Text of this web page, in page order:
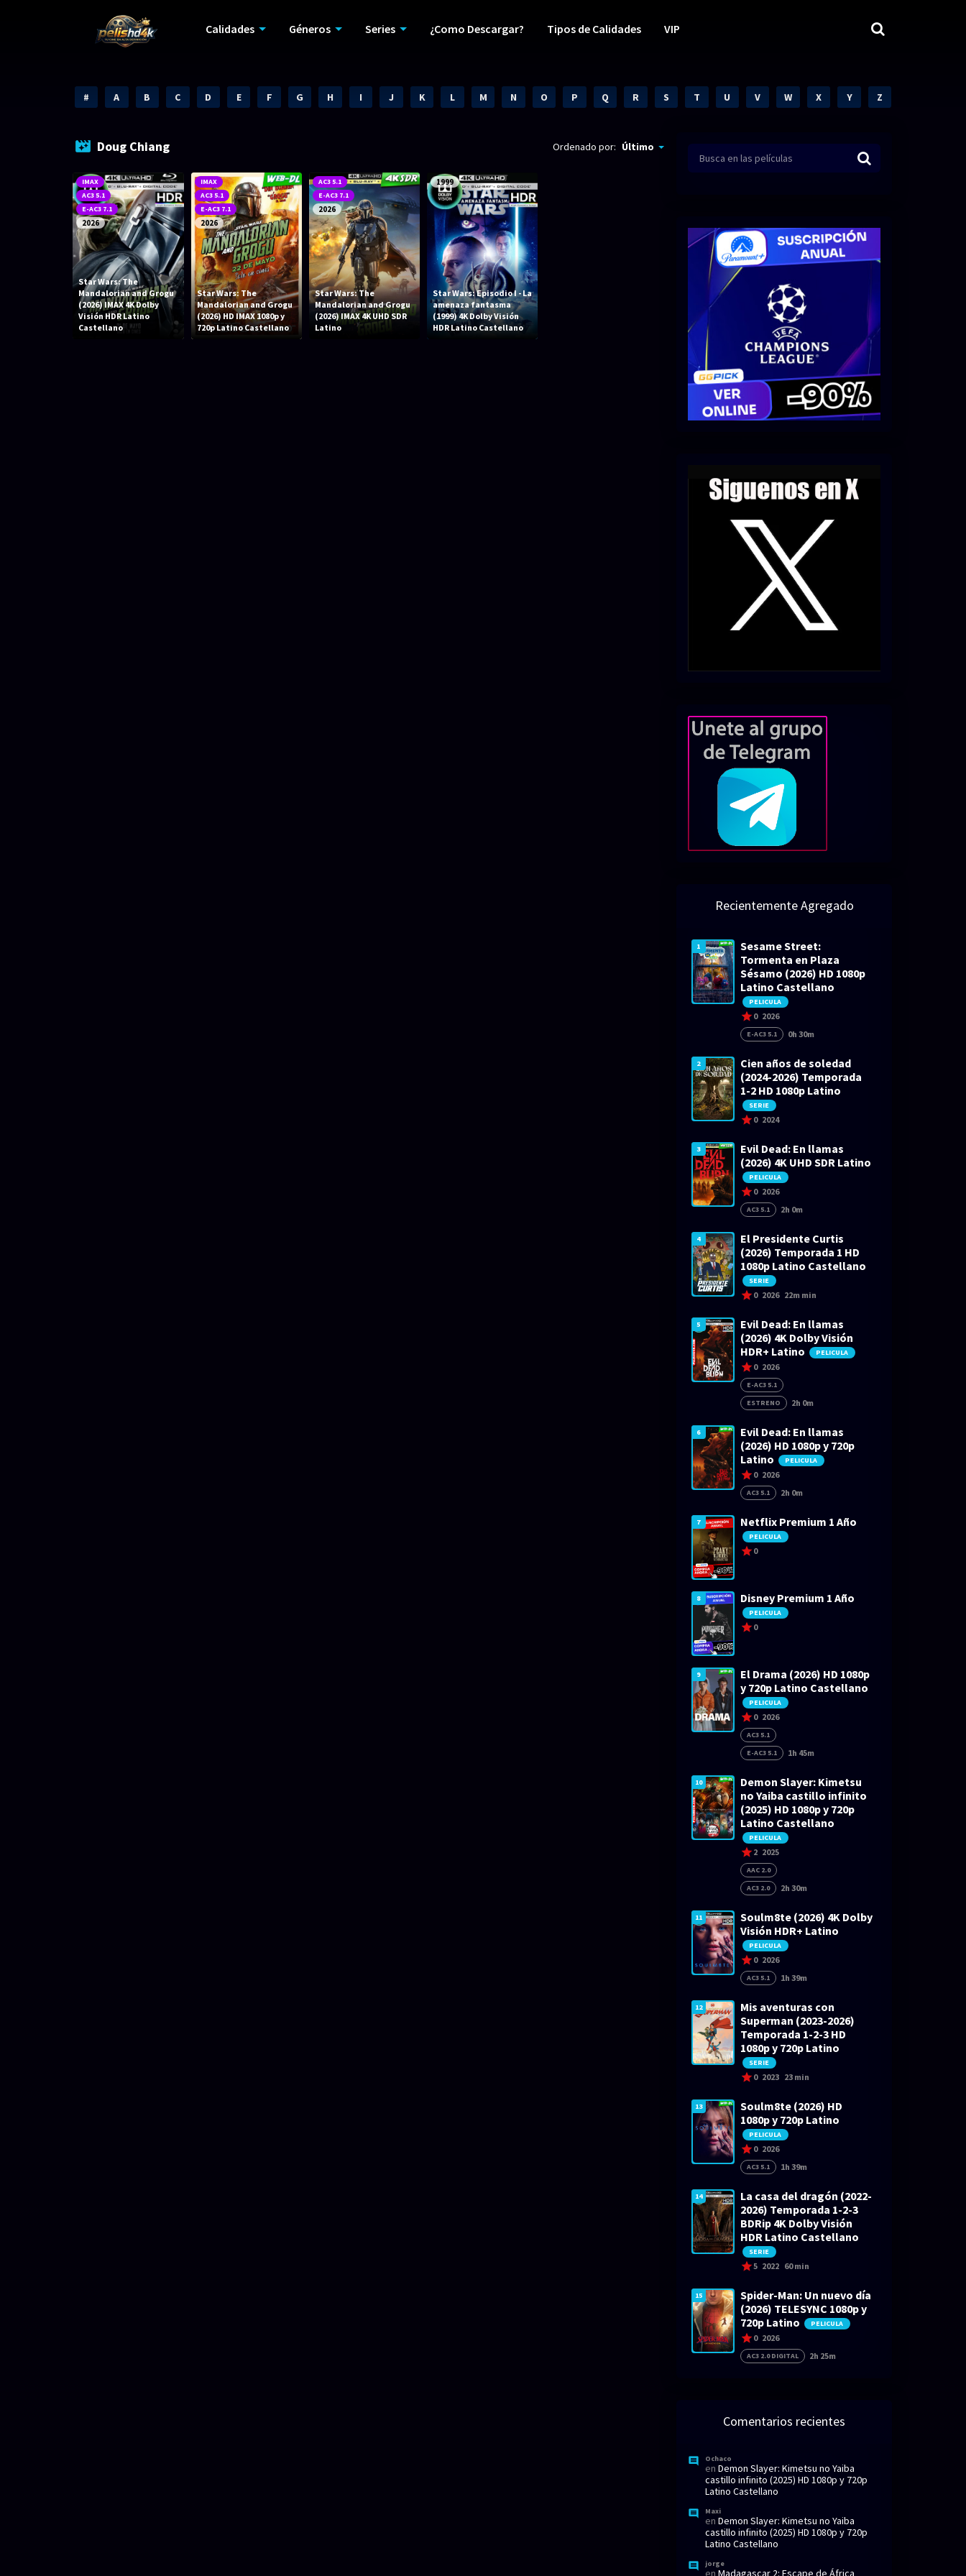
Calidades Géneros Series ¿Como Descargar? Tipos de Calidades VIP
# A B C D E F G H I J K L M N O P Q R S T U V W X Y Z
Doug Chiang Ordenado por: Último
IMAX
AC3 5.1
E-AC3 7.1
2026
Star Wars: The
Mandalorian and Grogu
(2026) IMAX 4K Dolby
Visión HDR Latino
Castellano
IMAX
AC3 5.1
E-AC3 7.1
2026
Star Wars: The
Mandalorian and Grogu
(2026) HD IMAX 1080p y
720p Latino Castellano
AC3 5.1
E-AC3 7.1
2026
Star Wars: The
Mandalorian and Grogu
(2026) IMAX 4K UHD SDR
Latino
1999
Star Wars: Episodio I - La
amenaza fantasma
(1999) 4K Dolby Visión
HDR Latino Castellano
Recientemente Agregado
1
Sesame Street:
Tormenta en Plaza
Sésamo (2026) HD 1080p
Latino Castellano
PELICULA
0 2026
E-AC3 5.1 0h 30m
2
Cien años de soledad
(2024-2026) Temporada
1-2 HD 1080p Latino
SERIE
0 2024
3
Evil Dead: En llamas
(2026) 4K UHD SDR Latino
PELICULA
0 2026
AC3 5.1 2h 0m
4
El Presidente Curtis
(2026) Temporada 1 HD
1080p Latino Castellano
SERIE
0 2026 22m min
5
Evil Dead: En llamas
(2026) 4K Dolby Visión
HDR+ Latino
PELICULA
0 2026
E-AC3 5.1
ESTRENO
2h 0m
6
Evil Dead: En llamas
(2026) HD 1080p y 720p
Latino
PELICULA
0 2026
AC3 5.1 2h 0m
7 Netflix Premium 1 Año
PELICULA
0
8 Disney Premium 1 Año
PELICULA
0
9
El Drama (2026) HD 1080p
y 720p Latino Castellano
PELICULA
0 2026
AC3 5.1
E-AC3 5.1
1h 45m
10
Demon Slayer: Kimetsu
no Yaiba castillo infinito
(2025) HD 1080p y 720p
Latino Castellano
PELICULA
2 2025
AAC 2.0
AC3 2.0
2h 30m
11
Soulm8te (2026) 4K Dolby
Visión HDR+ Latino
PELICULA
0 2026
AC3 5.1 1h 39m
12
Mis aventuras con
Superman (2023-2026)
Temporada 1-2-3 HD
1080p y 720p Latino
SERIE
0 2023 23 min
13
Soulm8te (2026) HD
1080p y 720p Latino
PELICULA
0 2026
AC3 5.1 1h 39m
14
La casa del dragón (2022-
2026) Temporada 1-2-3
BDRip 4K Dolby Visión
HDR Latino Castellano
SERIE
5 2022 60 min
15
Spider-Man: Un nuevo día
(2026) TELESYNC 1080p y
720p Latino
PELICULA
0 2026
AC3 2.0 DIGITAL 2h 25m
Comentarios recientes
Ochaco
en Demon Slayer: Kimetsu no Yaiba
castillo infinito (2025) HD 1080p y 720p
Latino Castellano
Maxi
en Demon Slayer: Kimetsu no Yaiba
castillo infinito (2025) HD 1080p y 720p
Latino Castellano
jorge
en Madagascar 2: Escape de África